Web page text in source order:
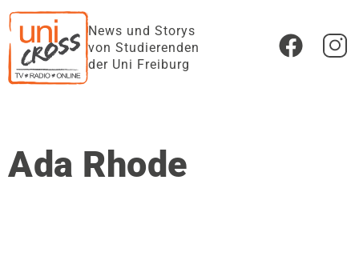
News und Storys
von Studierenden
der Uni Freiburg
Ada Rhode